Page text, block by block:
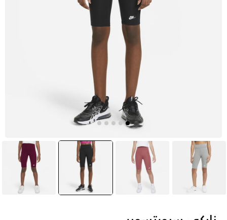
رمادي بنى selected
أسود مارون